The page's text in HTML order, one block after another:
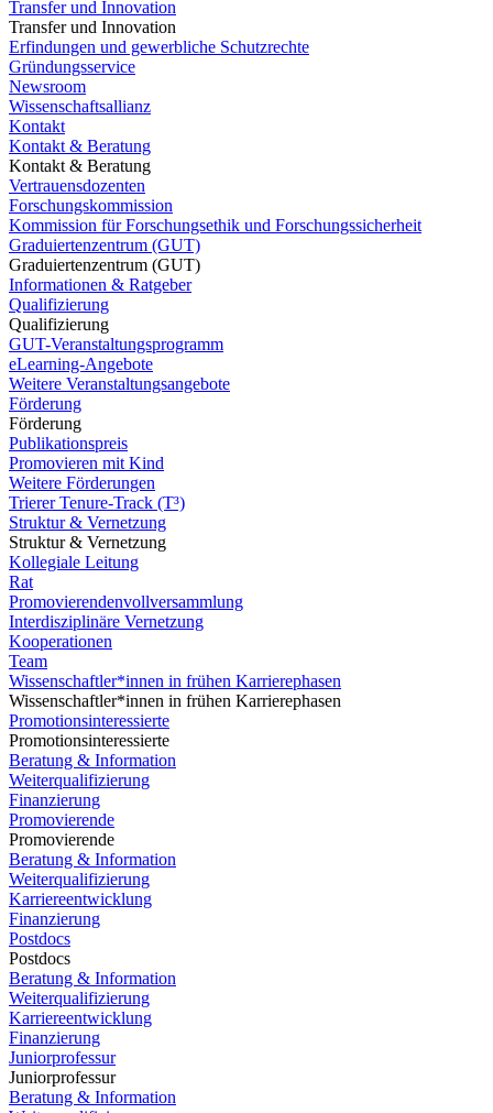
Transfer und Innovation
Transfer und Innovation
Erfindungen und gewerbliche Schutzrechte
Gründungsservice
Newsroom
Wissenschaftsallianz
Kontakt
Kontakt & Beratung
Kontakt & Beratung
Vertrauensdozenten
Forschungskommission
Kommission für Forschungsethik und Forschungssicherheit
Graduiertenzentrum (GUT)
Graduiertenzentrum (GUT)
Informationen & Ratgeber
Qualifizierung
Qualifizierung
GUT-Veranstaltungsprogramm
eLearning-Angebote
Weitere Veranstaltungsangebote
Förderung
Förderung
Publikationspreis
Promovieren mit Kind
Weitere Förderungen
Trierer Tenure-Track (T³)
Struktur & Vernetzung
Struktur & Vernetzung
Kollegiale Leitung
Rat
Promovierendenvollversammlung
Interdisziplinäre Vernetzung
Kooperationen
Team
Wissenschaftler*innen in frühen Karrierephasen
Wissenschaftler*innen in frühen Karrierephasen
Promotionsinteressierte
Promotionsinteressierte
Beratung & Information
Weiterqualifizierung
Finanzierung
Promovierende
Promovierende
Beratung & Information
Weiterqualifizierung
Karriereentwicklung
Finanzierung
Postdocs
Postdocs
Beratung & Information
Weiterqualifizierung
Karriereentwicklung
Finanzierung
Juniorprofessur
Juniorprofessur
Beratung & Information